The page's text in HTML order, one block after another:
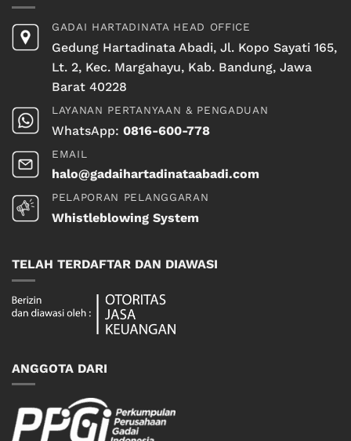
GADAI HARTADINATA HEAD OFFICE
Gedung Hartadinata Abadi, Jl. Kopo Sayati 165,
Lt. 2, Kec. Margahayu, Kab. Bandung, Jawa
Barat 40228
LAYANAN PERTANYAAN & PENGADUAN
WhatsApp: 0816-600-778
EMAIL
halo@gadaihartadinataabadi.com
PELAPORAN PELANGGARAN
Whistleblowing System
TELAH TERDAFTAR DAN DIAWASI
ANGGOTA DARI